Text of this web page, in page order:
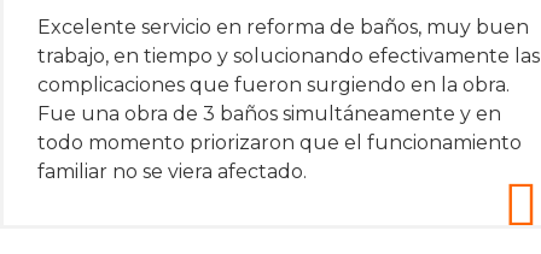
Excelente servicio en reforma de baños, muy buen
trabajo, en tiempo y solucionando efectivamente las
complicaciones que fueron surgiendo en la obra.
Fue una obra de 3 baños simultáneamente y en
todo momento priorizaron que el funcionamiento
familiar no se viera afectado.